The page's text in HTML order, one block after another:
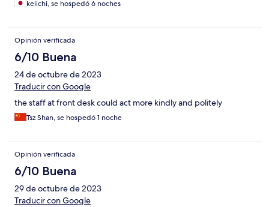
keiichi, se hospedó 6 noches
Opinión verificada
6/10 Buena
24 de octubre de 2023
Traducir con Google
the staff at front desk could act more kindly and politely
Tsz Shan, se hospedó 1 noche
Opinión verificada
6/10 Buena
29 de octubre de 2023
Traducir con Google